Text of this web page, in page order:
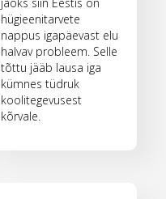
hügieenitarvete
nappus igapäevast elu
halvav probleem. Selle
tõttu jääb lausa iga
kümnes tüdruk
koolitegevusest
kõrvale.